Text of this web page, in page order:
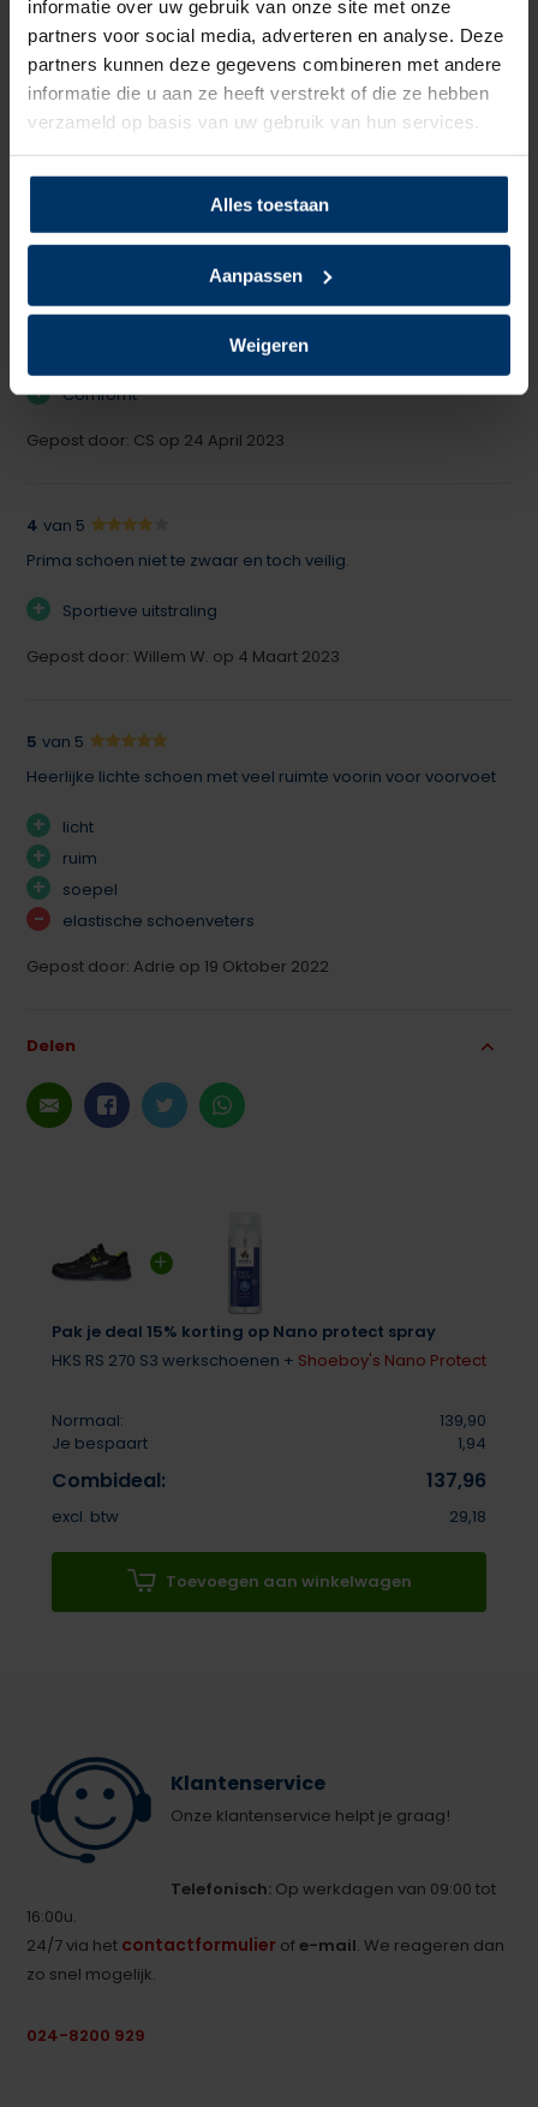
informatie over uw gebruik van onze site met onze
partners voor social media, adverteren en analyse. Deze
partners kunnen deze gegevens combineren met andere
informatie die u aan ze heeft verstrekt of die ze hebben
verzameld op basis van uw gebruik van hun services.
Alles toestaan
Aanpassen
Weigeren
Pak je deal 15% korting op Nano protect spray
HKS RS 270 S3 werkschoenen + Shoeboy's Nano Protect
Normaal:
139,90
Je bespaart
1,94
Combideal: 137,96
excl. btw 29,18
Toevoegen aan winkelwagen
Kleur Zwart, Geel
Beoordelingen
Schrijf je eigen review
5 van 5
+
Comfornt
Gepost door: CS op 24 April 2023
4 van 5
Prima schoen niet te zwaar en toch veilig.
+
Sportieve uitstraling
Gepost door: Willem W. op 4 Maart 2023
5 van 5
Heerlijke lichte schoen met veel ruimte voorin voor voorvoet
+ licht
+ ruim
+ soepel
-
elastische schoenveters
Gepost door: Adrie op 19 Oktober 2022
Delen
Klantenservice
Onze klantenservice helpt je graag!
Telefonisch: Op werkdagen van 09:00 tot
16:00u.
24/7 via het contactformulier ofe-mail. We reageren dan
zo snel mogelijk.
024-8200 929